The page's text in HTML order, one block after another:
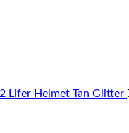
Lifer Helmet Tan Glitter